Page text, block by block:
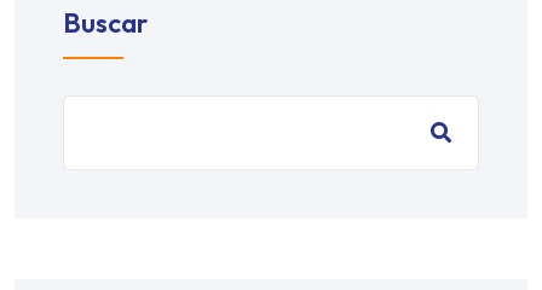
Buscar